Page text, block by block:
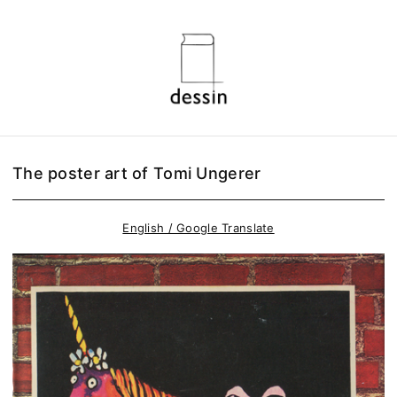
The poster art of Tomi Ungerer
English / Google Translate